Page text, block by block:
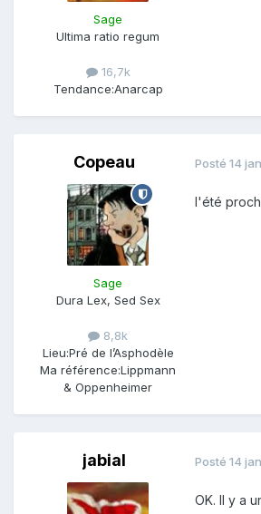
Sage
Ultima ratio regum
16,7k
Tendance:Anarcap
Copeau
Sage
Dura Lex, Sed Sex
8,8k
Lieu:Pré de l’Asphodèle
Ma référence:Lippmann
& Oppenheimer
Posté 14
l'été
jabial Posté 14
OK. Il y a